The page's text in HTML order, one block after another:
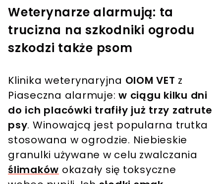
Weterynarze alarmują: ta
trucizna na szkodniki ogrodu
szkodzi także psom
Klinika weterynaryjna OIOM VET z
Piaseczna alarmuje: w ciągu kilku dni
do ich placówki trafiły już trzy zatrute
psy. Winowajcą jest popularna trutka
stosowana w ogrodzie. Niebieskie
granulki używane w celu zwalczania
ślimaków okazały się toksyczne